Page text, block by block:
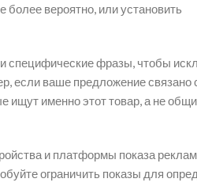
более вероятно, или установить
специфические фразы, чтобы
если ваше предложение связано
ищут именно этот товар, а не
и платформы показа
ограничить показы для